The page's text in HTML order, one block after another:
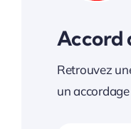
Accord
Retrouvez
un